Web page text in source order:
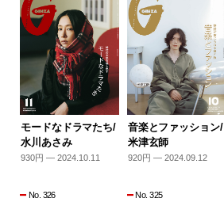
モードなドラマたち/
水川あさみ
930円 — 2024.10.11
音楽とファッション/
米津玄師
920円 — 2024.09.12
No. 326 No. 325